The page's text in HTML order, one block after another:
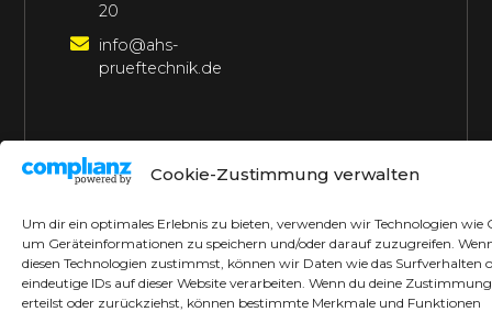
Cookie-Zustimmung verwalten
Um dir ein optimales Erlebnis zu bieten, verwenden wir Technologien wie
um Geräteinformationen zu speichern und/oder darauf zuzugreifen.
diesen Technologien zustimmst, können wir Daten wie das Surfverhalten
eindeutige IDs auf dieser Website verarbeiten. Wenn du deine
erteilst oder zurückziehst, können bestimmte Merkmale und Funktionen
20
info@ahs-
prueftechnik.de
©2026 AHS PrüftechnikAlle Rechte vorbehalten